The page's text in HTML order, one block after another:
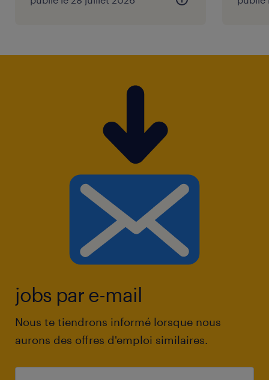
jobs par e-mail
Nous te tiendrons informé lorsque nous
aurons des offres d'emploi similaires.